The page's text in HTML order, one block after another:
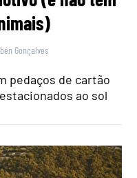
Gonçalves
pedaços de cartão
ao sol